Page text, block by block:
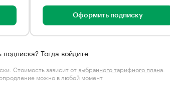
Оформить подписку
подписка? Тогда войдите
Стоимость зависит от выбранного тарифного плана.
можно в любой момент